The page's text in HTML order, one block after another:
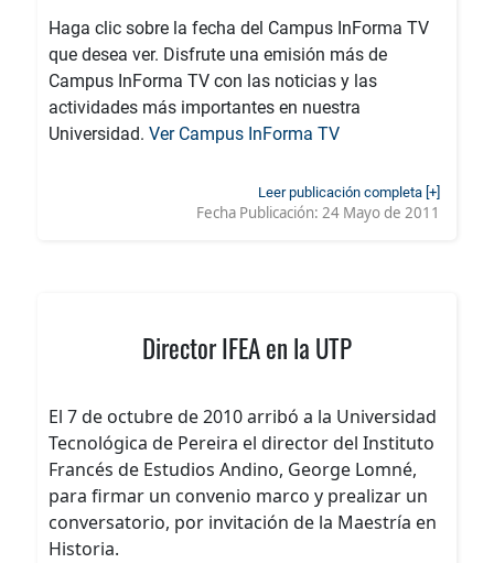
Haga clic sobre la fecha del Campus InForma TV
que desea ver. Disfrute una emisión más de
Campus InForma TV con las noticias y las
actividades más importantes en nuestra
Universidad. Ver Campus InForma TV
Leer publicación completa [+]
Fecha Publicación: 24 Mayo de 2011
Director IFEA en la UTP
El 7 de octubre de 2010 arribó a la Universidad
Tecnológica de Pereira el director del Instituto
Francés de Estudios Andino, George Lomné,
para firmar un convenio marco y prealizar un
conversatorio, por invitación de la Maestría en
Historia.